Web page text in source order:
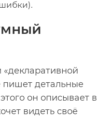
пишет детальные
он описывает в
видеть своё